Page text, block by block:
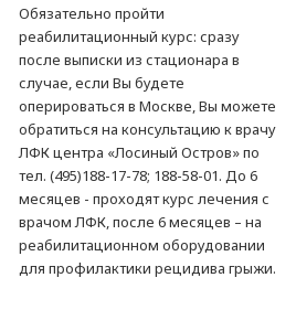
Обязательно пройти
реабилитационный курс: сразу
после выписки из стационара в
случае, если Вы будете
оперироваться в Москве, Вы можете
обратиться на консультацию к врачу
ЛФК центра «Лосиный Остров» по
тел. (495)188-17-78; 188-58-01. До 6
месяцев - проходят курс лечения с
врачом ЛФК, после 6 месяцев – на
реабилитационном оборудовании
для профилактики рецидива грыжи.